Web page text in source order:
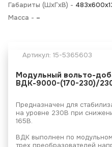
Габариты (ШхГхВ) -
Масса - –
Артикул: 15-5365603
Модульный вольто-
ВДК-9000-(170-230)/
Предназначен для
на уровне 230В при
165В.
ВДК выполнен по